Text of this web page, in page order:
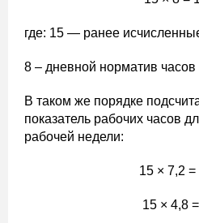
где: 15 — ранее
8 – дневной норматив
В таком же порядке
показатель рабочих часов
рабочей недели:
15 × 7,2 =
15 × 4,8